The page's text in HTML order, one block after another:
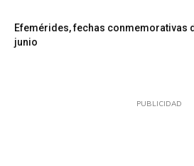
Efemérides, fechas conmemorativas
junio
PUBLICIDAD